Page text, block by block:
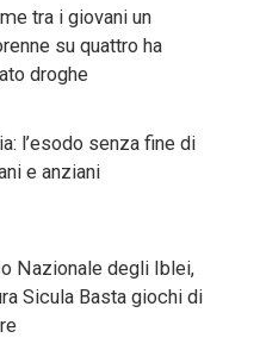
tra i giovani un
su quattro ha
droghe
l’esodo senza fine di
e anziani
Nazionale degli Iblei,
Sicula Basta giochi di